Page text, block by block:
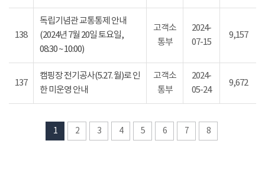
138
독립기념관 교통통제 안내
(2024년 7월 20일 토요일,
08:30 ~ 10:00)
고객소
통부
2024-
07-15
9,157
137
캠핑장 전기공사(5.27. 월)로 인
한 미운영 안내
고객소
통부
2024-
05-24
9,672
1 2 3 4 5 6 7 8